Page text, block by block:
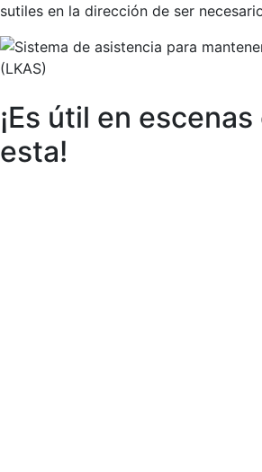
sutiles en la dirección de ser
¡Es útil en
esta!